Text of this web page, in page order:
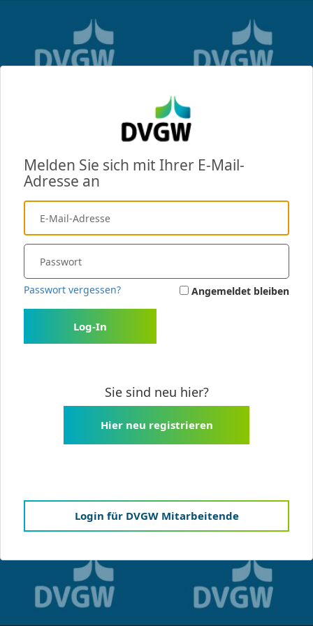
Melden Sie sich mit Ihrer E-Mail-
Adresse an
Passwort vergessen? Angemeldet bleiben
Log-In
Sie sind neu hier?
Hier neu registrieren
Login für DVGW Mitarbeitende